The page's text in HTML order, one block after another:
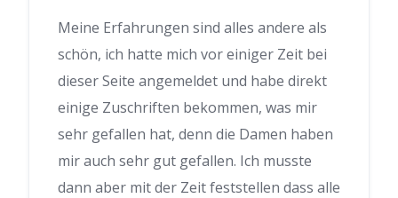
Meine Erfahrungen sind alles andere als
schön, ich hatte mich vor einiger Zeit bei
dieser Seite angemeldet und habe direkt
einige Zuschriften bekommen, was mir
sehr gefallen hat, denn die Damen haben
mir auch sehr gut gefallen. Ich musste
dann aber mit der Zeit feststellen dass alle